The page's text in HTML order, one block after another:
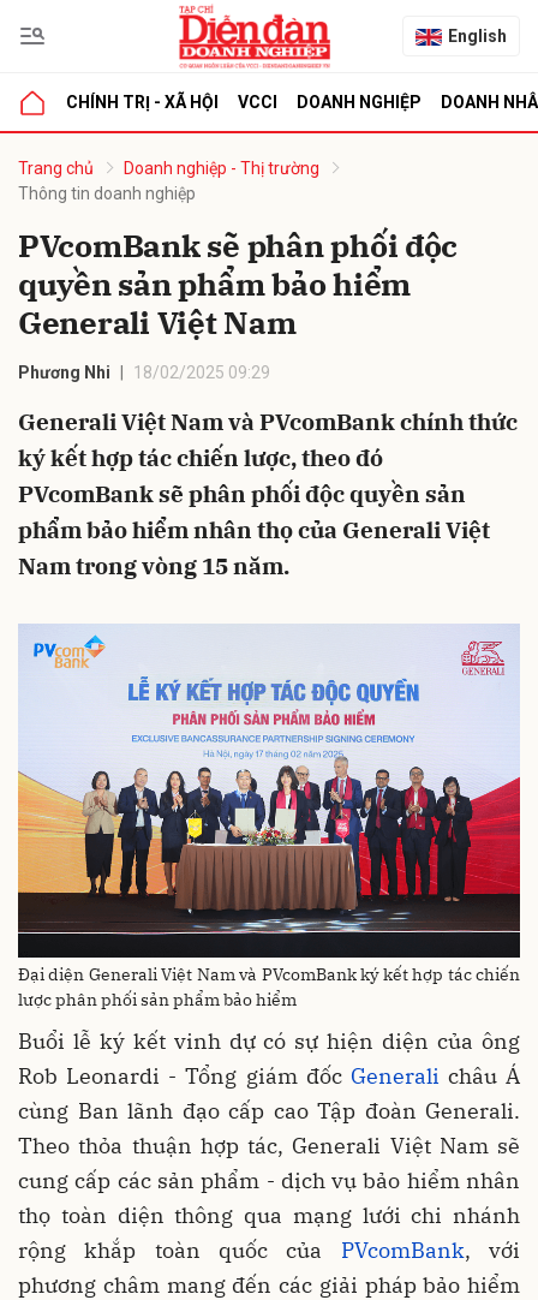
English
CHÍNH TRỊ - XÃ HỘI VCCI DOANH NGHIỆP DOANH
Trang chủ
Doanh nghiệp - Thị trường
Thông tin doanh nghiệp
PVcomBank sẽ phân phối độc
quyền sản phẩm bảo hiểm
Generali Việt Nam
Phương Nhi 18/02/2025 09:29
Generali Việt Nam và PVcomBank chính thức
ký kết hợp tác chiến lược, theo đó
PVcomBank sẽ phân phối độc quyền sản
phẩm bảo hiểm nhân thọ của Generali Việt
Nam trong vòng 15 năm.
Đại diện Generali Việt Nam và PVcomBank ký kết hợp tác chiến
lược phân phối sản phẩm bảo hiểm
Buổi lễ ký kết vinh dự có sự hiện diện của ông
Rob Leonardi - Tổng giám đốc Generali châu Á
cùng Ban lãnh đạo cấp cao Tập đoàn Generali.
Theo thỏa thuận hợp tác, Generali Việt Nam sẽ
cung cấp các sản phẩm - dịch vụ bảo hiểm nhân
thọ toàn diện thông qua mạng lưới chi nhánh
rộng khắp toàn quốc của PVcomBank, với
phương châm mang đến các giải pháp bảo hiểm
luận